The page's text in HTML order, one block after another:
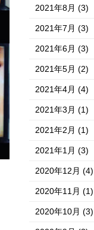
2021年8月(3)
2021年7月(3)
2021年6月(3)
2021年5月(2)
2021年4月(4)
2021年3月(1)
2021年2月(1)
2021年1月(3)
2020年12月(4)
2020年11月(1)
2020年10月(3)